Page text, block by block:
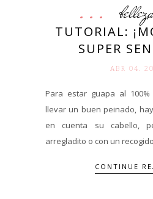
TUTORIAL:
SUPER
ABR 04.
Para estar guapa al
llevar un buen peinado,
en cuenta su cabello,
arregladito o con un
CONTINUE